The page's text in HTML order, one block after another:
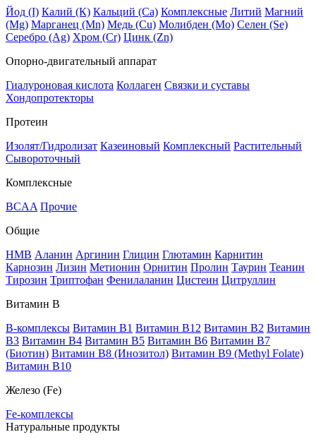
Йод (I) Калий (К) Кальций (Са) Комплексные Литий Магний
(Mg) Марганец (Mn) Медь (Сu) Молибден (Мо) Селен (Se)
Серебро (Ag) Хром (Cr) Цинк (Zn)
Опорно-двигательный аппарат
Гиалуроновая кислота Коллаген Связки и суставы
Хондопротекторы
Протеин
Изолят/Гидролизат Казеиновый Комплексный Растительный
Сывороточный
Комплексные
BCAA Прочие
Общие
HMB Аланин Аргинин Глицин Глютамин Карнитин
Карнозин Лизин Метионин Орнитин Пролин Таурин Теанин
Тирозин Триптофан Фенилаланин Цистеин Цитруллин
Витамин В
B-комплексы Витамин B1 Витамин B12 Витамин B2 Витамин
B3 Витамин B4 Витамин B5 Витамин B6 Витамин B7
(Биотин) Витамин B8 (Инозитол) Витамин B9 (Methyl Folate)
Витамин В10
Железо (Fe)
Fe-комплексы
Натуральные продукты